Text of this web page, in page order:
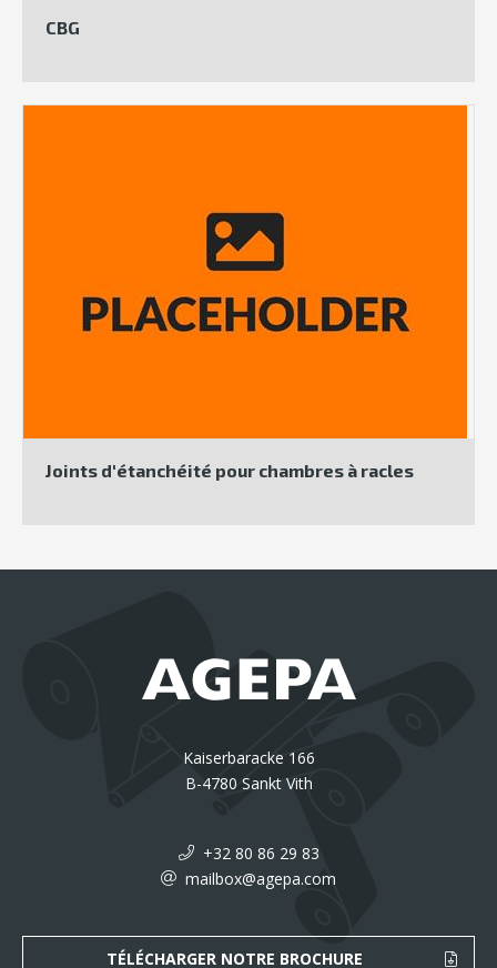
CBG
Joints d'étanchéité pour chambres à racles
Kaiserbaracke 166
B-4780 Sankt Vith
+32 80 86 29 83
mailbox@agepa.com
TÉLÉCHARGER NOTRE BROCHURE